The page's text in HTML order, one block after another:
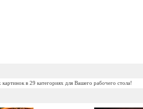
в 29 категориях для Вашего рабочего стола!